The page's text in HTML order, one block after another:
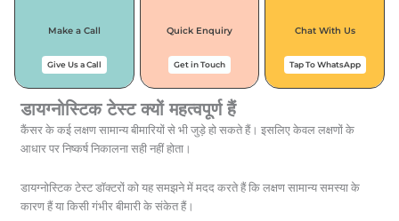
Make a Call
Give Us a Call
Quick Enquiry
Get in Touch
Chat With Us
Tap To WhatsApp
डायग्नोस्टिक टेस्ट क्यों महत्वपूर्ण हैं
कैंसर के कई लक्षण सामान्य बीमारियों से भी जुड़े हो सकते हैं। इसलिए केवल लक्षणों के
आधार पर निष्कर्ष निकालना सही नहीं होता।
डायग्नोस्टिक टेस्ट डॉक्टरों को यह समझने में मदद करते हैं कि लक्षण सामान्य समस्या के
कारण हैं या किसी गंभीर बीमारी के संकेत हैं।